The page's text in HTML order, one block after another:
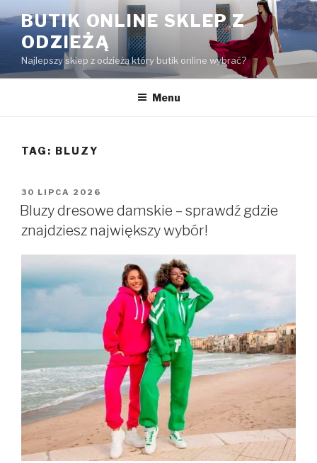
do
treści
BUTIK ONLINE SKLEP Z
ODZIEŻĄ
Najlepszy sklep z odzieżą który butik online wybrać?
Menu
TAG: BLUZY
OPUBLIKOWANE
W
30 LIPCA 2026
Bluzy dresowe damskie – sprawdź gdzie
znajdziesz największy wybór!